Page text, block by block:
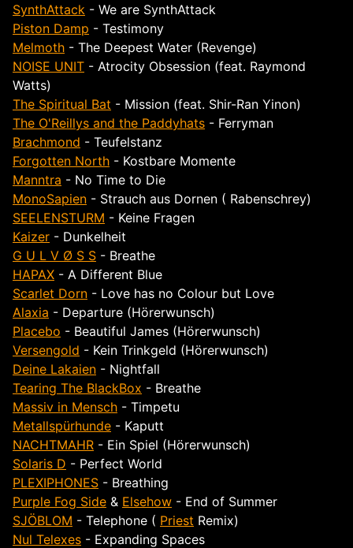
SynthAttack - We are SynthAttack
Piston Damp - Testimony
Melmoth - The Deepest Water (Revenge)
NOISE UNIT - Atrocity Obsession (feat. Raymond
Watts)
The Spiritual Bat - Mission (feat. Shir-Ran Yinon)
The O'Reillys and the Paddyhats - Ferryman
Brachmond - Teufelstanz
Forgotten North - Kostbare Momente
Manntra - No Time to Die
MonoSapien - Strauch aus Dornen ( Rabenschrey)
SEELENSTURM - Keine Fragen
Kaizer - Dunkelheit
G U L V Ø S S - Breathe
HAPAX - A Different Blue
Scarlet Dorn - Love has no Colour but Love
Alaxia - Departure (Hörerwunsch)
Placebo - Beautiful James (Hörerwunsch)
Versengold - Kein Trinkgeld (Hörerwunsch)
Deine Lakaien - Nightfall
Tearing The BlackBox - Breathe
Massiv in Mensch - Timpetu
Metallspürhunde - Kaputt
NACHTMAHR - Ein Spiel (Hörerwunsch)
Solaris D - Perfect World
PLEXIPHONES - Breathing
Purple Fog Side & Elsehow - End of Summer
SJÖBLOM - Telephone ( Priest Remix)
Nul Telexes - Expanding Spaces